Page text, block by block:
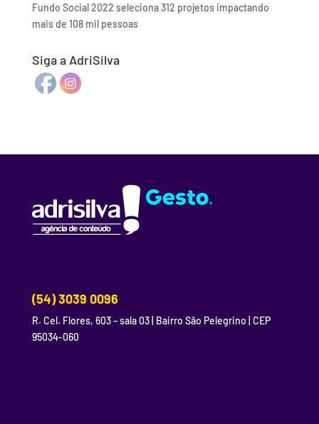
Fundo Social 2022 seleciona 312 projetos impactando
mais de 108 mil pessoas
Siga a AdriSilva
(54) 3039 0096
R. Cel. Flores, 603 – sala 03 | Bairro São Pelegrino | CEP
95034-060